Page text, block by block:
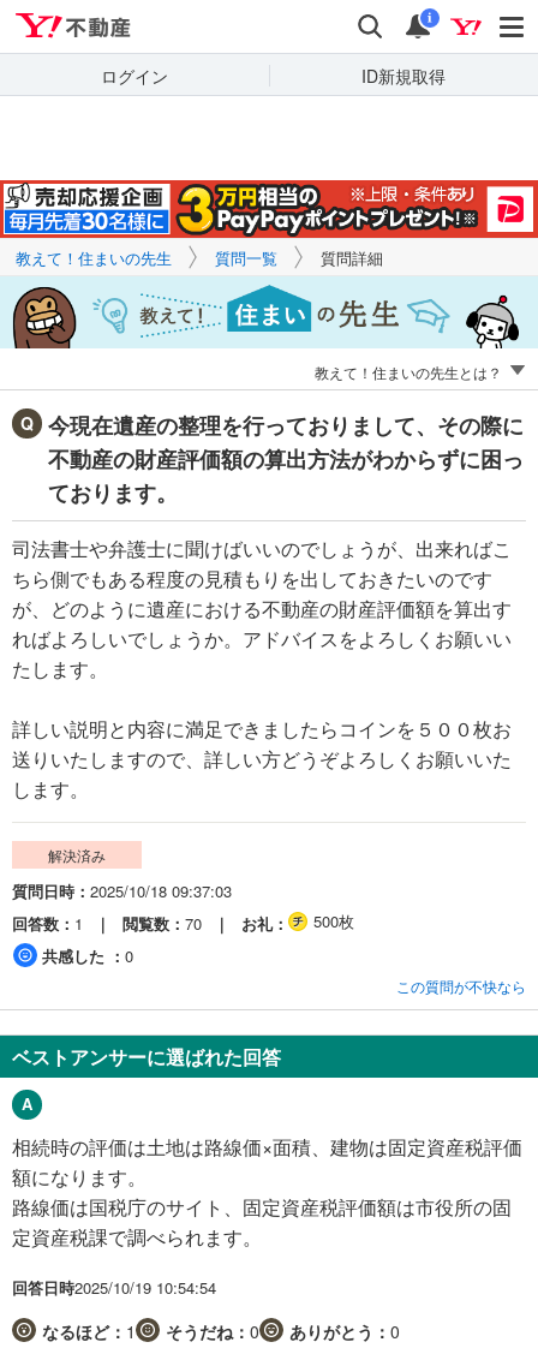
検索 通知
i
ログイン ID新規取得
キーワードで
質問を探す
教えて！住まいの先生 質問一覧 質問詳細
教えて！住まいの先生とは？
今現在遺産の整理を行っておりまして、その際に
不動産の財産評価額の算出方法がわからずに困っ
ております。
司法書士や弁護士に聞けばいいのでしょうが、出来ればこ
ちら側でもある程度の見積もりを出しておきたいのです
が、どのように遺産における不動産の財産評価額を算出す
ればよろしいでしょうか。アドバイスをよろしくお願いい
たします。
詳しい説明と内容に満足できましたらコインを５００枚お
送りいたしますので、詳しい方どうぞよろしくお願いいた
します。
解決済み
質問日時
2025/10/18 09:37:03
回答数
1 閲覧数 70 お礼
500枚
共感した
0
この質問が不快なら
ベストアンサーに選ばれた回答
相続時の評価は土地は路線価×面積、建物は固定資産税評価
額になります。
路線価は国税庁のサイト、固定資産税評価額は市役所の固
定資産税課で調べられます。
回答日時2025/10/19 10:54:54
なるほど： 1 そうだね： 0 ありがとう： 0